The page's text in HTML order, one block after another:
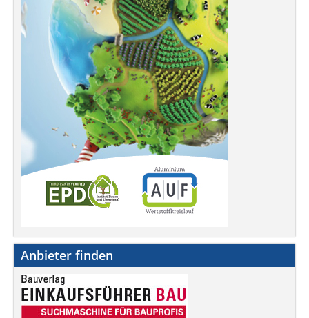
Anbieter finden